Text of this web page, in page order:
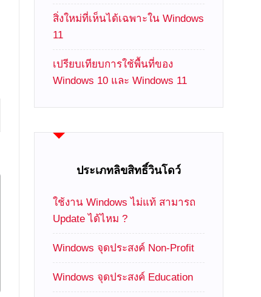
สิ่งใหม่ที่เห็นได้เฉพาะใน Windows
11
เปรียบเทียบการใช้พื้นที่ของ
Windows 10 และ Windows 11
ประเภทลิขสิทธิ์วินโดว์
ใช้งาน Windows ไม่แท้ สามารถ
Update ได้ไหม ?
Windows จุดประสงค์ Non-Profit
Windows จุดประสงค์ Education